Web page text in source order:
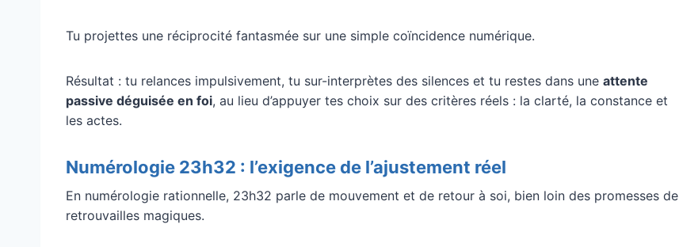
Tu projettes une réciprocité fantasmée sur une simple coïncidence numérique.
Résultat : tu relances impulsivement, tu sur-interprètes des silences et tu restes dans une attente
passive déguisée en foi, au lieu d’appuyer tes choix sur des critères réels : la clarté, la constance et
les actes.
Numérologie 23h32 : l’exigence de l’ajustement réel
En numérologie rationnelle, 23h32 parle de mouvement et de retour à soi, bien loin des promesses de
retrouvailles magiques.